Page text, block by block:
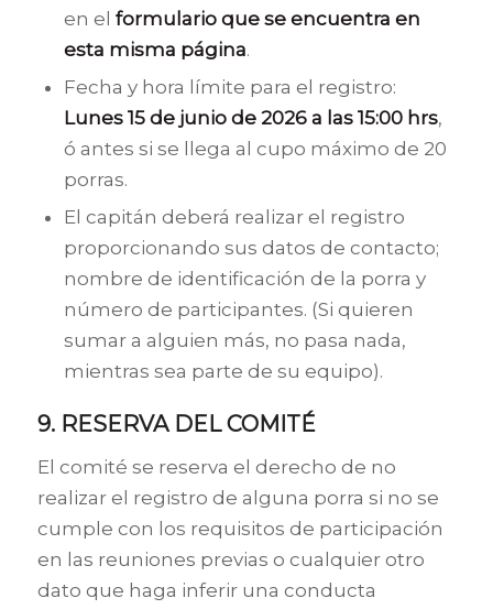
en el formulario que se encuentra en
esta misma página.
Fecha y hora límite para el registro:
Lunes 15 de junio de 2026 a las 15:00 hrs,
ó antes si se llega al cupo máximo de 20
porras.
El capitán deberá realizar el registro
proporcionando sus datos de contacto;
nombre de identificación de la porra y
número de participantes. (Si quieren
sumar a alguien más, no pasa nada,
mientras sea parte de su equipo).
9. RESERVA DEL COMITÉ
El comité se reserva el derecho de no
realizar el registro de alguna porra si no se
cumple con los requisitos de participación
en las reuniones previas o cualquier otro
dato que haga inferir una conducta